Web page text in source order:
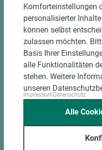
Jetzt
Komforteinstellungen
personalisierter
können selbst
zulassen möchten.
Basis Ihrer
alle Funktionalitäten
stehen. Weitere
unseren
ImpressumDatenschutz
Alle